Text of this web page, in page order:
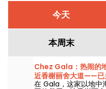
今天
本周末
Chez Gala：热闹的
近香榭丽舍大道——已
在 Gala，这家以地中